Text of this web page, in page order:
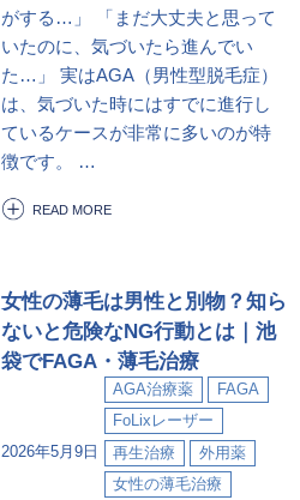
がする…」 「まだ大丈夫と思って
いたのに、気づいたら進んでい
た…」 実はAGA（男性型脱毛症）
は、気づいた時にはすでに進行し
ているケースが非常に多いのが特
徴です。 …
READ MORE
2026年5月9日
AGA治療薬
FAGA
FoLixレーザー
再生治療
外用薬
女性の薄毛治療
女性の薄毛は男性と別物？知ら
ないと危険なNG行動とは｜池
袋でFAGA・薄毛治療